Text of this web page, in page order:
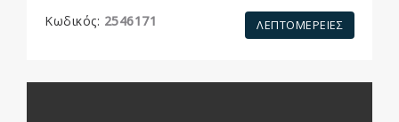
Κωδικός: 2546171 ΛΕΠΤΟΜΕΡΕΙΕΣ